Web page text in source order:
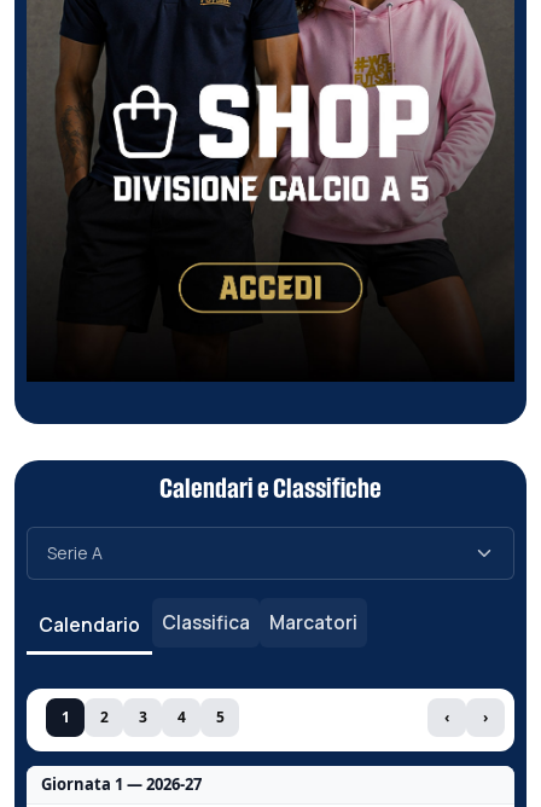
Calendari e Classifiche
Calendario Classifica Marcatori
1 2 3 4 5 ‹ ›
Giornata 1 — 2026-27